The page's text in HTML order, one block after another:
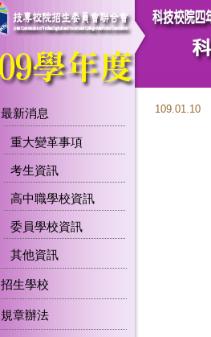
最新消息
重大變革事項
考生資訊
高中職學校資訊
委員學校資訊
其他資訊
招生學校
規章辦法
109.01.10